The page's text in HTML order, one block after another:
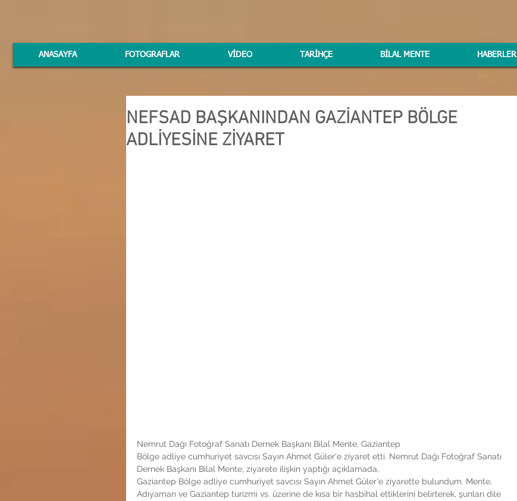
ANASAYFA FOTOGRAFLAR VİDEO TARİHÇE BİLAL MENTE HABERLER
NEFSAD BAŞKANINDAN GAZİANTEP BÖLGE
ADLİYESİNE ZİYARET
Nemrut Dağı Fotoğraf Sanatı Dernek Başkanı Bilal Mente, Gaziantep
Bölge adliye cumhuriyet savcısı Sayın Ahmet Güler'e ziyaret etti. Nemrut Dağı Fotoğraf Sanatı
Dernek Başkanı Bilal Mente, ziyarete ilişkin yaptığı açıklamada,
Gaziantep Bölge adliye cumhuriyet savcısı Sayın Ahmet Güler'e ziyarette bulundum. Mente,
Adıyaman ve Gaziantep turizmi vs. üzerine de kısa bir hasbihal ettiklerini belirterek, şunları dile